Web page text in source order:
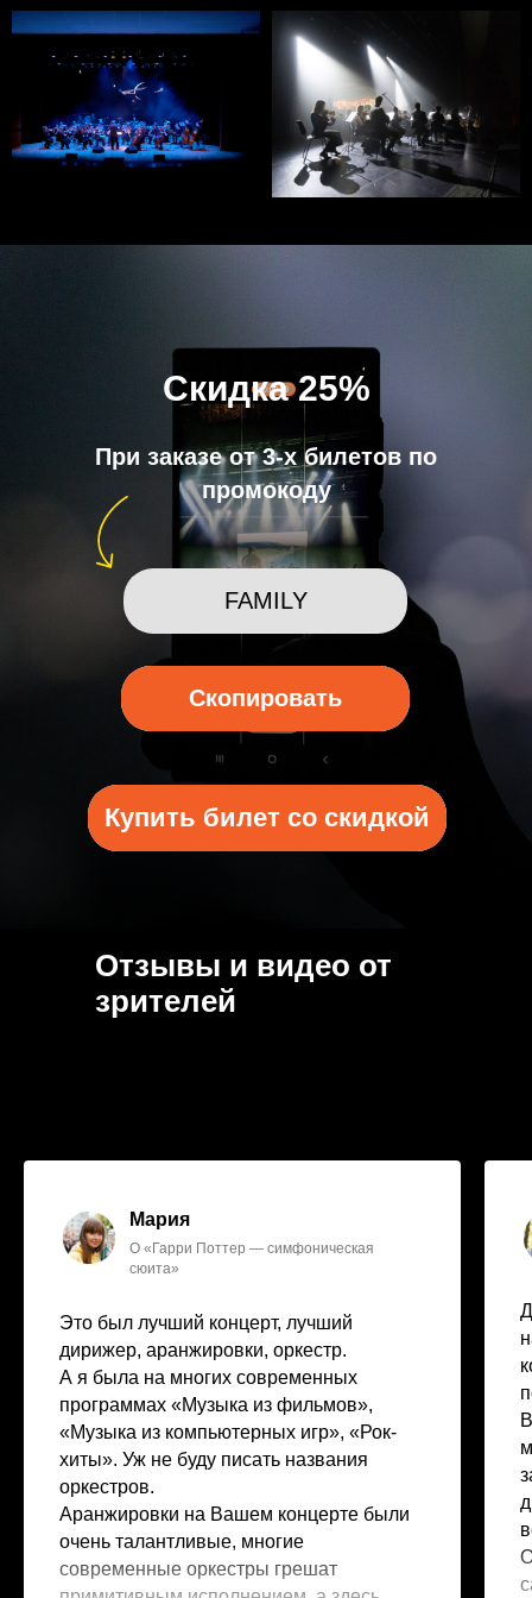
Купить билет со скидкой
Скопирован
Скидка 25%
При заказе от 3-х билетов по
промокоду
Купить билет со скидкой
Скопировать
FAMILY
Отзывы и видео от
зрителей
Мария
О «Гарри Поттер — симфоническая
сюита»
Это был лучший концерт, лучший
дирижер, аранжировки, оркестр.
А я была на многих современных
программах «Музыка из фильмов»,
«Музыка из компьютерных игр», «Рок-
хиты». Уж не буду писать названия
оркестров.
Аранжировки на Вашем концерте были
очень талантливые, многие
современные оркестры грешат